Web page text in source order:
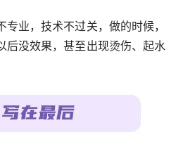
业，技术不过关，做的时候，
后没效果，甚至出现烫伤、起水